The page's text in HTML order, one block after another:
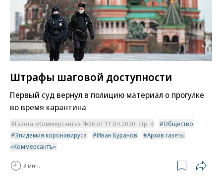
Штрафы шаговой доступности
Первый суд вернул в полицию материал о прогулке
во время карантина
Газета «Коммерсантъ» №66 от 11.04.2020, стр. 4
Общество
Эпидемия коронавируса
Иван Буранов
Архив газеты
«Коммерсантъ»
3 мин.